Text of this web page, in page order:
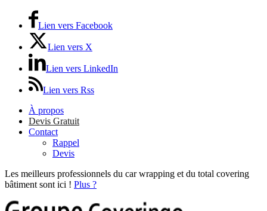
Lien vers Facebook
Lien vers X
Lien vers LinkedIn
Lien vers Rss
À propos
Devis Gratuit
Contact
Rappel
Devis
Les meilleurs professionnels du car wrapping et du total covering
bâtiment sont ici ! Plus ?